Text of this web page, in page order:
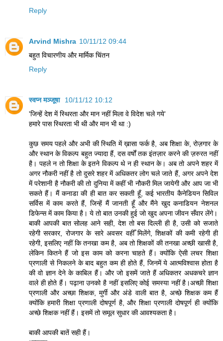
Reply
Arvind Mishra 10/11/12 09:44
बहुत विचारणीय और मार्मिक चिंतन
Reply
स्वप्न मञ्जूषा
10/11/12 10:12
'जिन्हें देश में स्थिरता और मान नहीं मिला वे विदेश चले गये'
हमारे पास स्थिरता भी थी और मान भी था :)
कुछ समय पहले और अभी की स्थिति में ख़ासा फर्क है, अब शिक्षा के, रोज़गार के
और स्थान के विकल्प बहुत ज्यादा हैं, दस वर्षों तक इंतज़ार करने की ज़रुरत नहीं
है। पहले न तो शिक्षा के इतने विकल्प थे न ही स्थान के। अब तो अपने शहर में
अगर नौकरी नहीं है तो दुसरे शहर में अधिकतर लोग चले जाते हैं, अगर अपने देश
में परेशानी है नौकरी की तो दुनिया में कहीं भी नौकरी मिल जायेगी और आप जा भी
सकते हैं। मैं कनाडा की ही बात कर सकती हूँ, कई भारतीय कैनेडियन सिविल
सर्विस में काम करते हैं, जिन्हें मैं जानती हूँ और मैंने खुद कनाडियन नेशनल
डिफेन्स में काम किया है। ये तो बात उनकी हुई जो खुद अपना जीवन सँवार लेंगे।
बाकी आपकी बात सोलह आने सही, देश तो बस दिल्ली ही है, उसी को सजाते
रहेगी सरकार, रोजगार के सारे अवसर वहीँ मिलेंगे, शिक्षकों की कमी रहेगी ही
रहेगी, इसलिए नहीं कि तनखा कम है, अब तो शिक्षकों की तनखा अच्छी खासी है,
लेकिन कितने हैं जो इस काम को करना चाहते हैं। क्योंकि ऐसी लचर शिक्षा
प्रणाली से निकलने के बाद बहुत कम ही होते हैं, जिनमें ये आत्मविश्वास होता है
की वो ज्ञान देने के काबिल हैं। और जो इसमें जाते हैं अधिकतर अधकचरे ज्ञान
वाले ही होते हैं। पढ़ाना उनको है नहीं इसलिए कोई समस्या नहीं है।अच्छी शिक्षा
प्रणाली और अच्छा शिक्षक, मुर्गी और अंडे वाली बात है, अच्छे शिक्षक कम हैं
क्योंकि हमारी शिक्षा प्रणाली दोषपूर्ण है, और शिक्षा प्रणाली दोषपूर्ण ही क्योंकि
अच्छे शिक्षक नहीं हैं। इसमें तो समूल सुधार की आवश्यकता है।
बाकी आपकी बातें सही हैं।